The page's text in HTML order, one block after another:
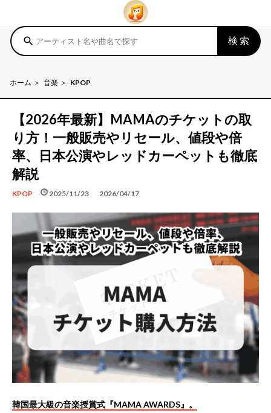
search 検索
ホーム 音楽 KPOP
【2026年最新】MAMAのチケットの取
り方！一般販売やリセール、値段や倍
率、日本公演やレッドカーペットも徹底
解説
KPOP schedule 2025/11/23
update 2026/04/17
韓国最大級の音楽授賞式『MAMA AWARDS』。